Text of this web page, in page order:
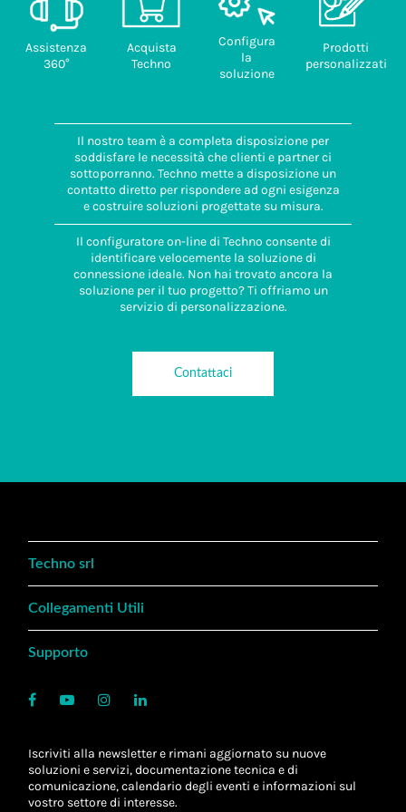
Assistenza
360°
Acquista
Techno
Configura
la
soluzione
Prodotti
personalizzati
Il nostro team è a completa disposizione per
soddisfare le necessità che clienti e partner ci
sottoporranno. Techno mette a disposizione un
contatto diretto per rispondere ad ogni esigenza
e costruire soluzioni progettate su misura.
Il configuratore on-line di Techno consente di
identificare velocemente la soluzione di
connessione ideale. Non hai trovato ancora la
soluzione per il tuo progetto? Ti offriamo un
servizio di personalizzazione.
Contattaci
Techno srl
Collegamenti Utili
Supporto
Iscriviti alla newsletter e rimani aggiornato su nuove
soluzioni e servizi, documentazione tecnica e di
comunicazione, calendario degli eventi e informazioni sul
vostro settore di interesse.